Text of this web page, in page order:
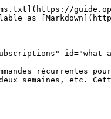
as
id="what-
récurrentes
semaines, etc.